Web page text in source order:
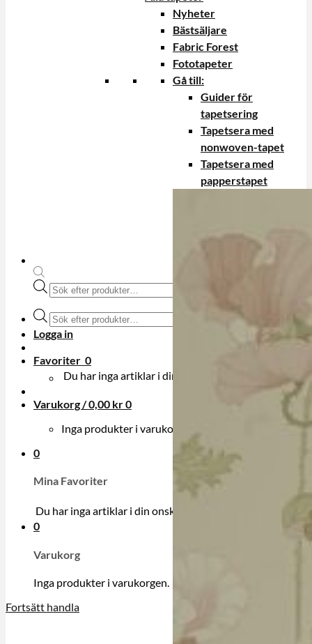
Produktsökning
Produktsökning
Logga in
Favoriter 0
Du har inga artiklar i din onskelista.
Varukorg /0,00 kr0
Inga produkter i varukorgen.
0
Mina Favoriter
Du har inga artiklar i din onskelista.
0
Varukorg
Inga produkter i varukorgen.
Fortsätt handla
Nyheter
Bästsäljare
Fabric Forest
Fototapeter
Gå till:
Guider för
tapetsering
Tapetsera med
nonwoven-tapet
Tapetsera med
papperstapet